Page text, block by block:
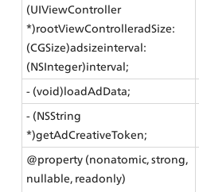
(UIViewController
*)rootViewControlleradSize:
(CGSize)adsizeinterval:
(NSInteger)interval;
- (void)loadAdData;
- (NSString
*)getAdCreativeToken;
@property (nonatomic, strong,
nullable, readonly)